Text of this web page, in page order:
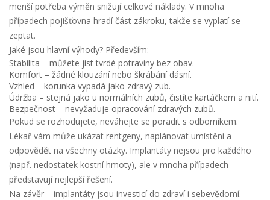
menší potřeba výměn snižují celkové náklady. V mnoha
případech pojišťovna hradí část zákroku, takže se vyplatí se
zeptat.
Jaké jsou hlavní výhody? Především:
Stabilita – můžete jíst tvrdé potraviny bez obav.
Komfort – žádné klouzání nebo škrábání dásní.
Vzhled – korunka vypadá jako zdravý zub.
Údržba – stejná jako u normálních zubů, čistíte kartáčkem a nití.
Bezpečnost – nevyžaduje opracování zdravých zubů.
Pokud se rozhodujete, neváhejte se poradit s odborníkem.
Lékař vám může ukázat rentgeny, naplánovat umístění a
odpovědět na všechny otázky. Implantáty nejsou pro každého
(např. nedostatek kostní hmoty), ale v mnoha případech
představují nejlepší řešení.
Na závěr – implantáty jsou investicí do zdraví i sebevědomí.